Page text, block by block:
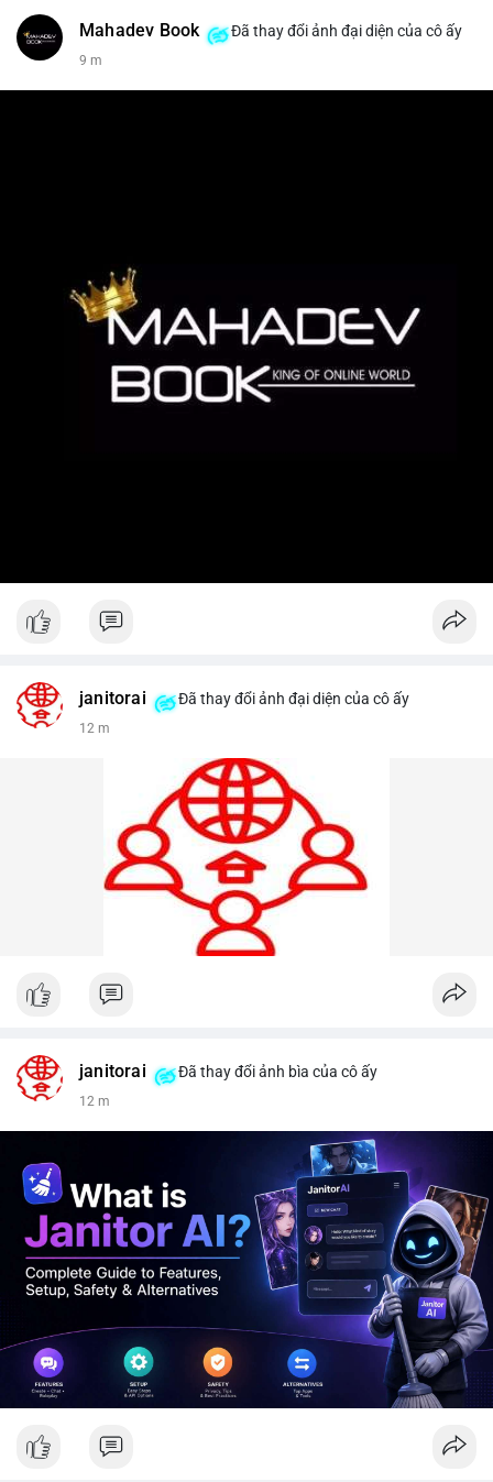
Mahadev Book Đã thay đổi ảnh đại diện của cô ấy
9 m
janitorai Đã thay đổi ảnh đại diện của cô ấy
12 m
janitorai Đã thay đổi ảnh bìa của cô ấy
12 m